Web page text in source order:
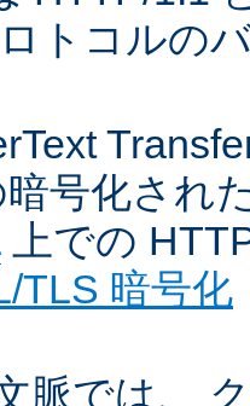
トコルの
号化され
上での
TLS 暗号化
脈では、